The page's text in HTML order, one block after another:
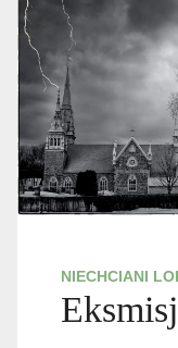
NIECHCIANI